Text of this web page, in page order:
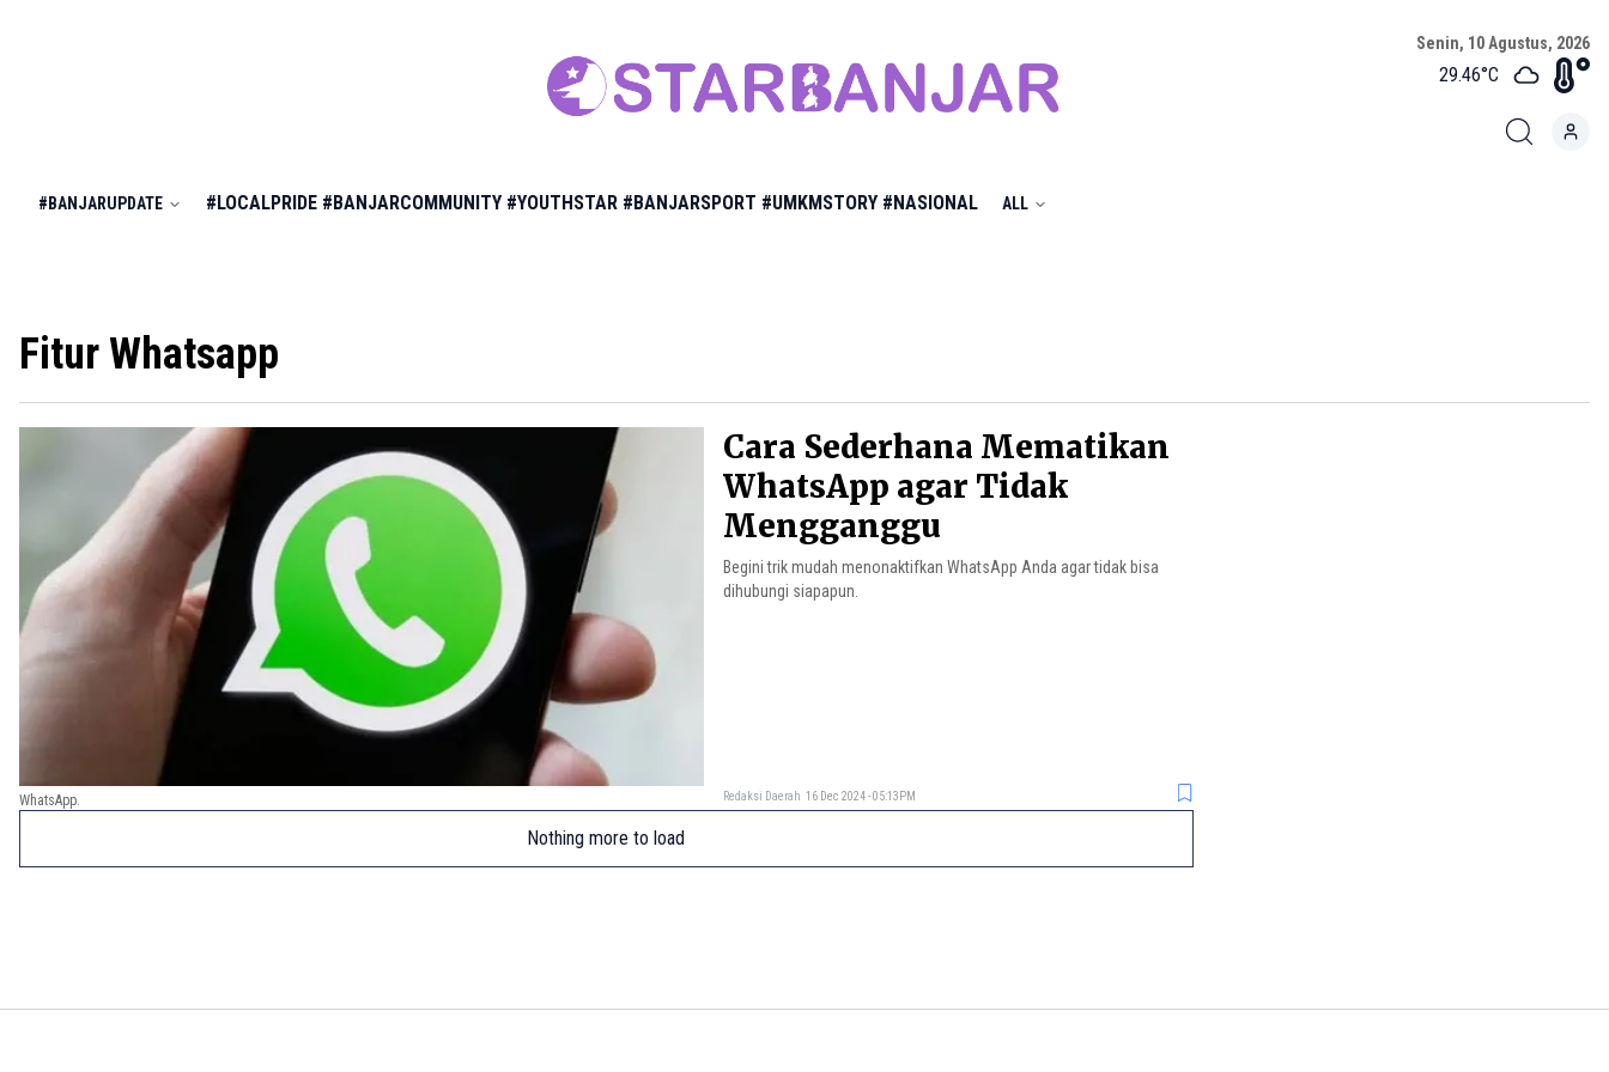
Senin, 10 Agustus, 2026
29.46°C
#BANJARUPDATE #LOCALPRIDE #BANJARCOMMUNITY #YOUTHSTAR #BANJARSPORT #UMKMSTORY #NASIONAL ALL
Fitur Whatsapp
Cara Sederhana Mematikan
WhatsApp agar Tidak
Mengganggu
Begini trik mudah menonaktifkan WhatsApp Anda agar tidak bisa
dihubungi siapapun.
Redaksi Daerah 16 Dec 2024 - 05:13PM
WhatsApp.
Nothing more to load